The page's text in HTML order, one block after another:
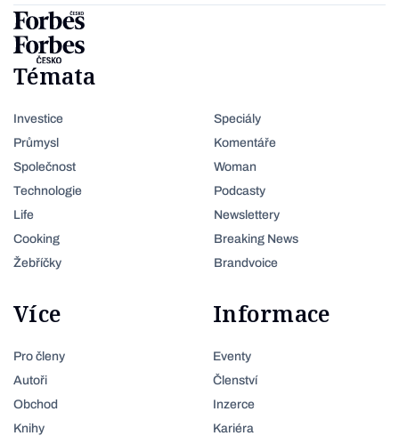
Témata
Investice
Průmysl
Společnost
Technologie
Life
Cooking
Žebříčky
Speciály
Komentáře
Woman
Podcasty
Newslettery
Breaking News
Brandvoice
Více
Pro členy
Autoři
Obchod
Knihy
Informace
Eventy
Členství
Inzerce
Kariéra